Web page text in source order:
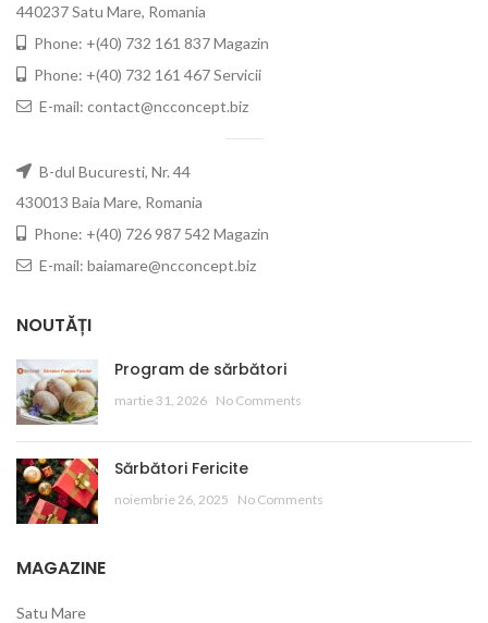
440237 Satu Mare, Romania
Phone: +(40) 732 161 837 Magazin
Phone: +(40) 732 161 467 Servicii
E-mail: contact@ncconcept.biz
B-dul Bucuresti, Nr. 44
430013 Baia Mare, Romania
Phone: +(40) 726 987 542 Magazin
E-mail: baiamare@ncconcept.biz
NOUTĂȚI
Program de sărbători
martie 31, 2026 No Comments
Sărbători Fericite
noiembrie 26, 2025 No Comments
MAGAZINE
Satu Mare